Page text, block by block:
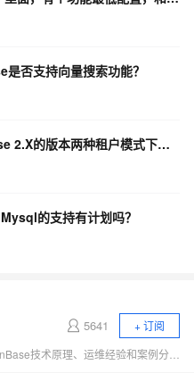
否支持向量搜索功能？
在OceanBase数据库，OceanBase 2.X的版本两种租户模式下的闪回查询吗？e
的支持有计划吗？
5641
+ 订阅